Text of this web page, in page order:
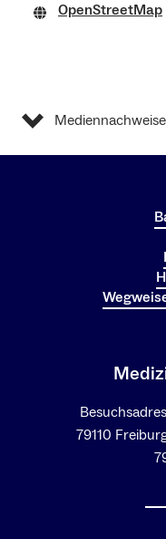
OpenStreetMap
Mediennachweise
79110